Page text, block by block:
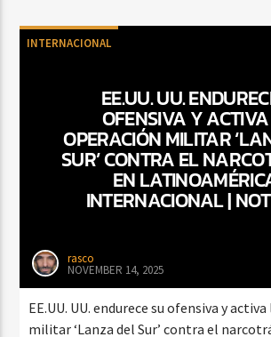
INTERNACIONAL
EE.UU. UU.
OFENSIVA Y
OPERACIÓN MILITAR
SUR’ CONTRA EL
EN
INTERNACIONAL |
rasco
NOVEMBER 14, 2025
EE.UU. UU. endurece su ofensiva y
militar ‘Lanza del Sur’ contra el